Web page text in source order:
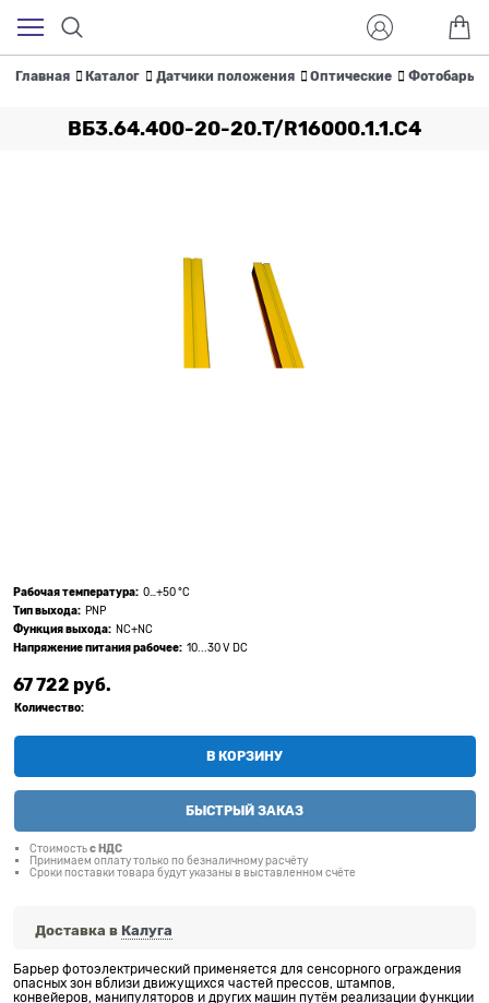
Главная Каталог Датчики положения Оптические
ВБ3.64.400-20-20.T/R16000.1.1.С4
Рабочая температура: 0…+50 °C
Тип выхода: PNP
Функция выхода: NC+NC
Напряжение питания рабочее: 10...30 V DC
67 722 руб.
Количество:
В КОРЗИНУ
БЫСТРЫЙ ЗАКАЗ
Стоимостьс НДС
Принимаем оплату только по безналичному расчёту
Сроки поставки товара будут указаны в выставленном счёте
Доставка в Калуга
Барьер фотоэлектрический применяется для сенсорного ограждения
опасных зон вблизи движущихся частей прессов, штампов,
конвейеров, манипуляторов и других машин путём реализации функции